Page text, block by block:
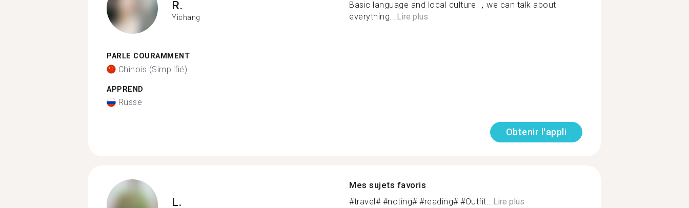
R.
Yichang
PARLE COURAMMENT
Chinois (Simplifié)
APPREND
Russe
Basic language and local culture ，we can talk about
everything...Lire plus
Obtenir l'appli
L.
Mes sujets favoris
#travel# #noting# #reading# #Outfit...Lire plus